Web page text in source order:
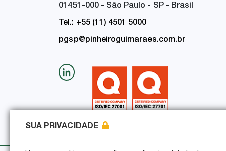
01451-000 - São Paulo - SP - Brasil
Tel.: +55 (11) 4501 5000
pgsp@pinheiroguimaraes.com.br
SUA PRIVACIDADE